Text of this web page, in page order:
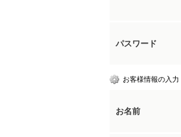
パスワード
お客様情報の入力
お名前